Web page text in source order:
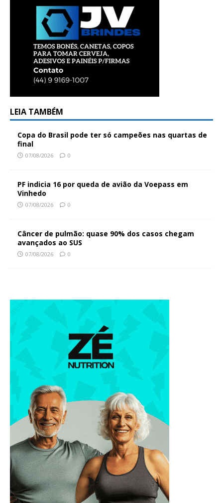
LEIA TAMBÉM
Copa do Brasil pode ter só campeões nas quartas de
final
07/08/2026 0
PF indicia 16 por queda de avião da Voepass em
Vinhedo
07/08/2026 0
Câncer de pulmão: quase 90% dos casos chegam
avançados ao SUS
07/08/2026 0